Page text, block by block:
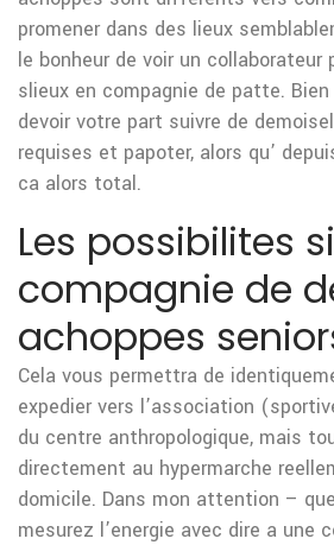
promener dans des lieux
le bonheur de voir un
slieux en compagnie de patte.
devoir votre part suivre de
requises et papoter, alors qu’
ca alors total.
Les possibilites
compagnie de
achoppes
Cela vous permettra de
expedier vers l’association
du centre anthropologique, mais
directement au hypermarche
domicile. Dans mon attention –
mesurez l’energie avec dire a une